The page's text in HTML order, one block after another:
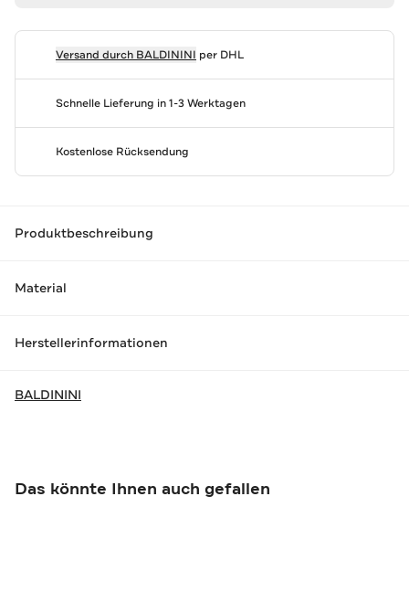
Versand durch BALDININI per DHL
Schnelle Lieferung in 1-3 Werktagen
Kostenlose Rücksendung
Produktbeschreibung
Material
Herstellerinformationen
BALDININI
Das könnte Ihnen auch gefallen